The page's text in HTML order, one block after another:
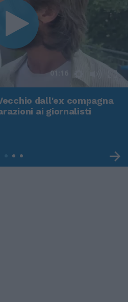
01:16
dall'ex compagna
ai giornalisti